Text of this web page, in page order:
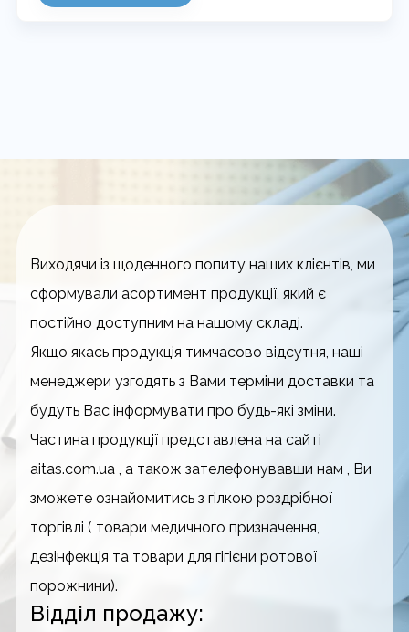
Виходячи із щоденного попиту наших клієнтів, ми
сформували асортимент продукції, який є
постійно доступним на нашому складі.
Якщо якась продукція тимчасово відсутня, наші
менеджери узгодять з Вами терміни доставки та
будуть Вас інформувати про будь-які зміни.
Частина продукції представлена на сайті
aitas.com.ua , а також зателефонувавши нам , Ви
зможете ознайомитись з гілкою роздрібної
торгівлі ( товари медичного призначення,
дезінфекція та товари для гігієни ротової
порожнини).
Відділ продажу: